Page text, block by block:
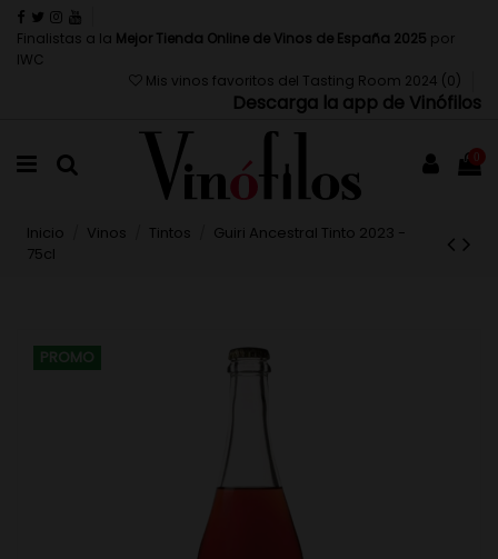
Finalistas a la Mejor Tienda Online de Vinos de España 2025 por
IWC
Mis vinos favoritos del Tasting Room 2024 (0 )
Descarga la app de Vinófilos
0
Inicio Vinos Tintos
Guiri Ancestral Tinto 2023 -
75cl
PROMO